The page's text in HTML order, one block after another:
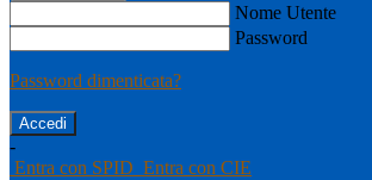
Nome Utente
Password
Password dimenticata?
-
Entra con SPID Entra con CIE